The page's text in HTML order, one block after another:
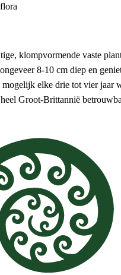
klompvormende vaste
8-10 cm diep en
elke drie tot vier jaar
Groot-Brittannië